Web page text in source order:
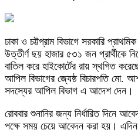
ঢাকা ও চট্টগ্রাম বিভাগে সরকারি
উত্তীর্ণ ছয় হাজার ৫৩১ জন প্রার্থীকে
বাতিল করে হাইকোর্টের রায় স্থগিত
আপিল বিভাগের জ্যেষ্ঠ বিচারপতি মো.
সদস্যের আপিল বিভাগ এ আদেশ দেন।
রোববার শুনানির জন্য নির্ধারিত দিনে
পক্ষে সময় চেয়ে আবেদন করা হয়। এদিন